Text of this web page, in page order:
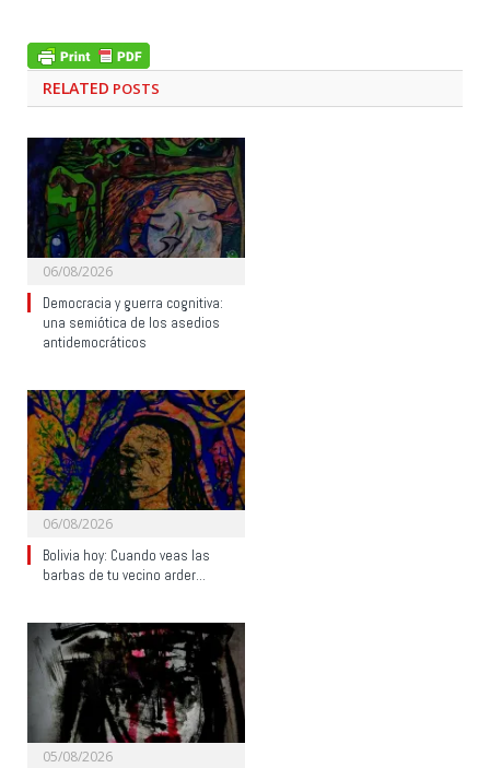
RELATED POSTS
06/08/2026
Democracia y guerra cognitiva:
una semiótica de los asedios
antidemocráticos
06/08/2026
Bolivia hoy: Cuando veas las
barbas de tu vecino arder…
05/08/2026